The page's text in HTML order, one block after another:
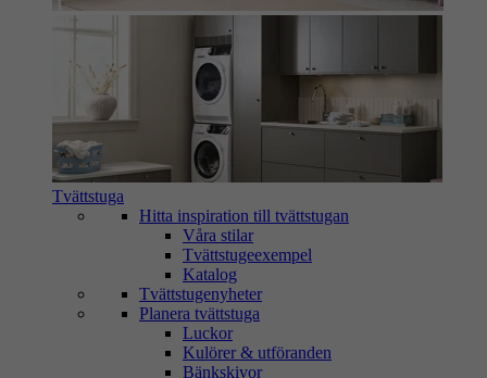
Tvättstuga
Hitta inspiration till tvättstugan
Våra stilar
Tvättstugeexempel
Katalog
Tvättstugenyheter
Planera tvättstuga
Luckor
Kulörer & utföranden
Bänkskivor